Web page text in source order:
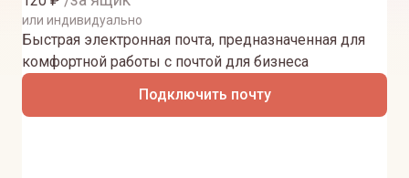
или индивидуально
Быстрая электронная почта, предназначенная для
комфортной работы с почтой для бизнеса
Подключить почту